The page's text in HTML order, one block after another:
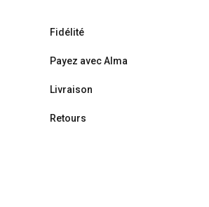
Fidélité
Payez avec Alma
Livraison
Retours